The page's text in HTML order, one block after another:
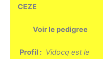
CEZE
Voir le pedigree
Profil :Vidocq est le